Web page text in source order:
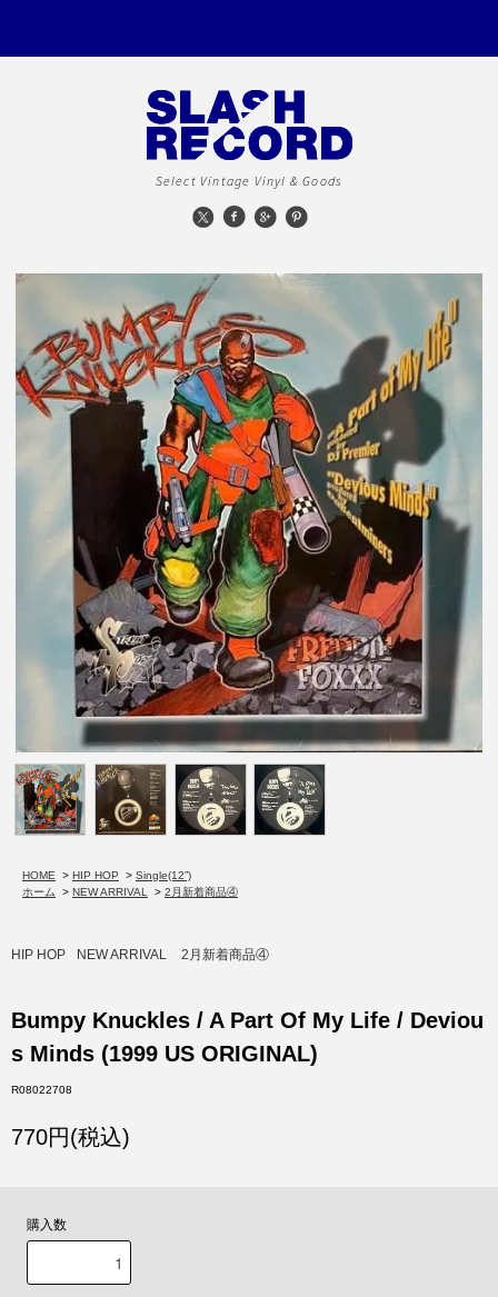
Select Vintage Vinyl & Goods
HOME > HIP HOP > Single(12”)
ホーム
> NEW ARRIVAL > 2月新着商品④
HIP HOP NEW ARRIVAL 2月新着商品④
Bumpy Knuckles / A Part Of My Life / Deviou
s Minds (1999 US ORIGINAL)
R08022708
770円(税込)
購入数